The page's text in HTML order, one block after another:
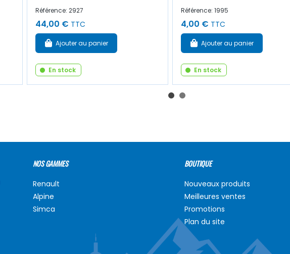
Référence: 2927
44,00 € TTC
Ajouter au panier
En stock
Référence: 1995
4,00 € TTC
Ajouter au panier
En stock
NOS GAMMES
Renault
Alpine
Simca
BOUTIQUE
Nouveaux produits
Meilleures ventes
Promotions
Plan du site